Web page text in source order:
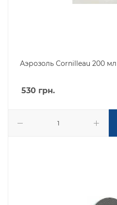
Аэрозоль Cornilleau 200 мл
530 грн.